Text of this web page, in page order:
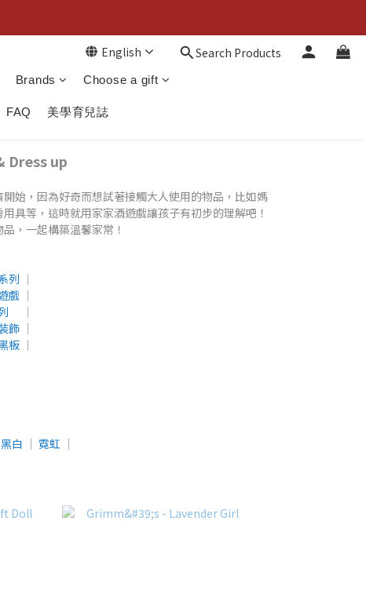
English Search Products
Brands Choose a gift
FAQ 美學育兒誌
Dress up
始，因為好奇而想試著接觸大人使用的物品，比如媽
具等，這時就用家家酒遊戲讓孩子有初步的理解吧！
，一起構築溫馨家常！
列 │
戲 │
│
飾 │
板 │
黑白 │ 霓虹 │